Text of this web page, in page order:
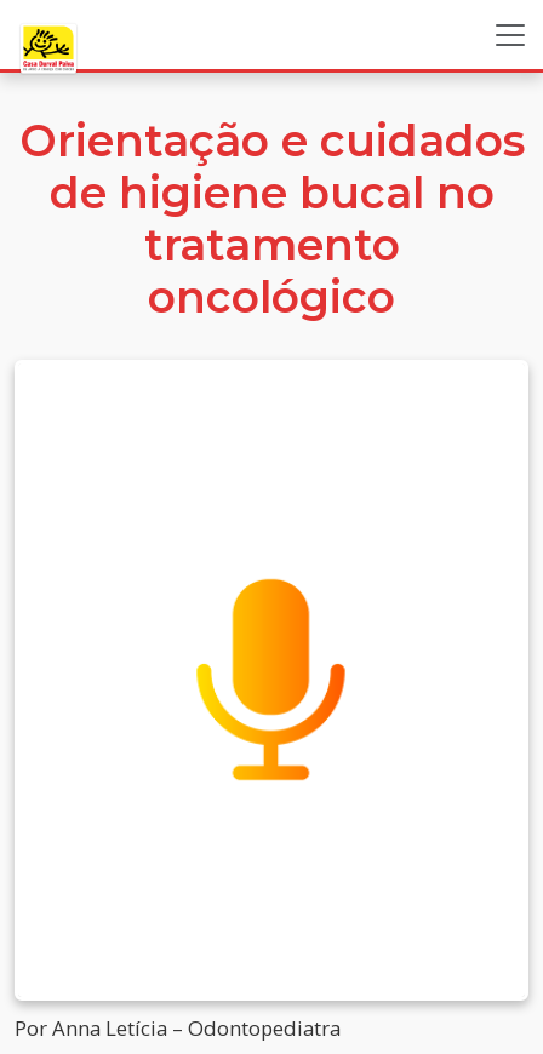
Orientação e cuidados
de higiene bucal no
tratamento
oncológico
Por Anna Letícia – Odontopediatra